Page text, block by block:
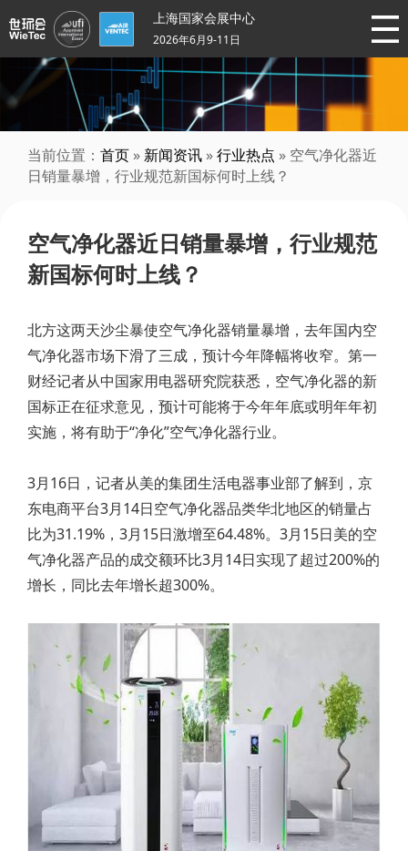
上海国家会展中心
2026年6月9-11日
当前位置： 首页 » 新闻资讯 »行业热点 » 空气净化器近
日销量暴增，行业规范新国标何时上线？
空气净化器近日销量暴增，行业规范
新国标何时上线？
北方这两天沙尘暴使空气净化器销量暴增，去年国内空
气净化器市场下滑了三成，预计今年降幅将收窄。第一
财经记者从中国家用电器研究院获悉，空气净化器的新
国标正在征求意见，预计可能将于今年年底或明年年初
实施，将有助于“净化”空气净化器行业。
3月16日，记者从美的集团生活电器事业部了解到，京
东电商平台3月14日空气净化器品类华北地区的销量占
比为31.19%，3月15日激增至64.48%。3月15日美的空
气净化器产品的成交额环比3月14日实现了超过200%的
增长，同比去年增长超300%。